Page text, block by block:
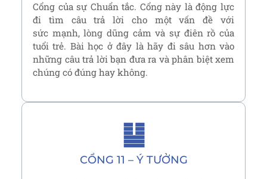
Cổng của sự Chuẩn tắc. Cổng này là động lực
đi tìm câu trả lời cho một vấn đề với
sức mạnh, lòng dũng cảm và sự điên rồ của
tuổi trẻ. Bài học ở đây là hãy đi sâu hơn vào
những câu trả lời bạn đưa ra và phân biệt xem
chúng có đúng hay không.
CỔNG 11 – Ý TƯỞNG
䷊